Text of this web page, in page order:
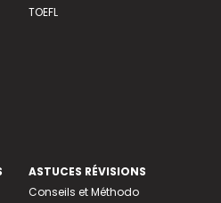
TOEFL
ASTUCES RÉVISIONS
Conseils et Méthodo